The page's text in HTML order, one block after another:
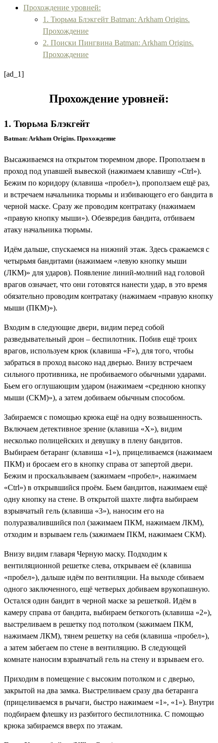
Прохождение уровней:
1. Тюрьма Блэкгейт Batman: Arkham Origins.
Прохождение
2. Поиски Пингвина Batman: Arkham Origins.
Прохождение
[ad_1]
Прохождение уровней:
1. Тюрьма Блэкгейт
Batman: Arkham Origins. Прохождение
Высаживаемся на открытом тюремном дворе. Проползаем в
проход под упавшей вывеской (нажимаем клавишу «Ctrl»).
Бежим по коридору (клавиша «пробел»), проползаем ещё раз,
и встречаем начальника тюрьмы и избивающего его бандита в
черной маске. Сразу же проводим контратаку (нажимаем
«правую кнопку мыши»). Обезвредив бандита, отбиваем
атаку начальника тюрьмы.
Идём дальше, спускаемся на нижний этаж. Здесь сражаемся с
четырьмя бандитами (нажимаем «левую кнопку мыши
(ЛКМ)» для ударов). Появление линий-молний над головой
врагов означает, что они готовятся нанести удар, в это время
обязательно проводим контратаку (нажимаем «правую кнопку
мыши (ПКМ)»).
Входим в следующие двери, видим перед собой
разведывательный дрон – беспилотник. Побив ещё троих
врагов, используем крюк (клавиша «F»), для того, чтобы
забраться в проход высоко над дверью. Внизу встречаем
сильного противника, не пробиваемого обычными ударами.
Бьем его оглушающим ударом (нажимаем «среднюю кнопку
мыши (СКМ)»), а затем добиваем обычным способом.
Забираемся с помощью крюка ещё на одну возвышенность.
Включаем детективное зрение (клавиша «X»), видим
несколько полицейских и девушку в плену бандитов.
Выбираем бетаранг (клавиша «1»), прицеливаемся (нажимаем
ПКМ) и бросаем его в кнопку справа от запертой двери.
Бежим и проскальзываем (зажимаем «пробел», нажимаем
«Ctrl») в открывшийся проём. Бьем бандитов, нажимаем ещё
одну кнопку на стене. В открытой шахте лифта выбираем
взрывчатый гель (клавиша «3»), наносим его на
полуразвалившийся пол (зажимаем ПКМ, нажимаем ЛКМ),
отходим и взрываем гель (зажимаем ПКМ, нажимаем СКМ).
Внизу видим главаря Черную маску. Подходим к
вентиляционной решетке слева, открываем её (клавиша
«пробел»), дальше идём по вентиляции. На выходе сбиваем
одного заключенного, ещё четверых добиваем врукопашную.
Остался один бандит в черной маске за решеткой. Идём в
камеру справа от бандита, выбираем беткоготь (клавиша «2»),
выстреливаем в решетку под потолком (зажимаем ПКМ,
нажимаем ЛКМ), тянем решетку на себя (клавиша «пробел»),
а затем забегаем по стене в вентиляцию. В следующей
комнате наносим взрывчатый гель на стену и взрываем его.
Приходим в помещение с высоким потолком и с дверью,
закрытой на два замка. Выстреливаем сразу два бетаранга
(прицеливаемся в рычаги, быстро нажимаем «1», «1»). Внутри
подбираем флешку из разбитого беспилотника. С помощью
крюка забираемся вверх по этажам.